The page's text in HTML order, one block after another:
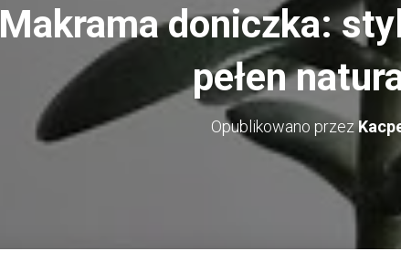
Makrama doniczka:
pełen
Opublikowano przez